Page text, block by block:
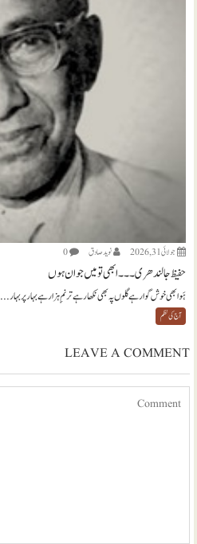
جولائی 31, 2026 نويد صادق 0
حفیظ جالندھری ۔۔۔ ابھی تو میں جوان ہوں
ہَوا بھی خوش گوار ہے گلوں پہ بھی نکھار ہے ترنمِ ہزار ہے بہار پر بہار...
آج کی نظم
LEAVE A COMMENT